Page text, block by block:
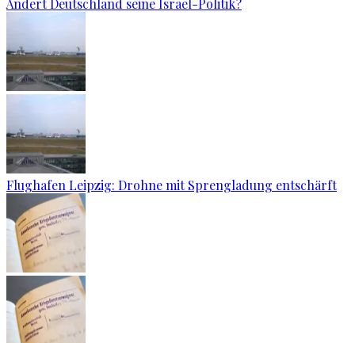
Ändert Deutschland seine Israel-Politik?
Flughafen Leipzig: Drohne mit Sprengladung entschärft